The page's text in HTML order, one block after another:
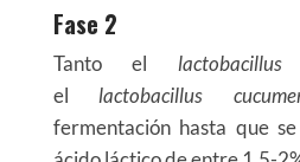
Fase 2
Tanto el
ellactobacillus
fermentación hasta que